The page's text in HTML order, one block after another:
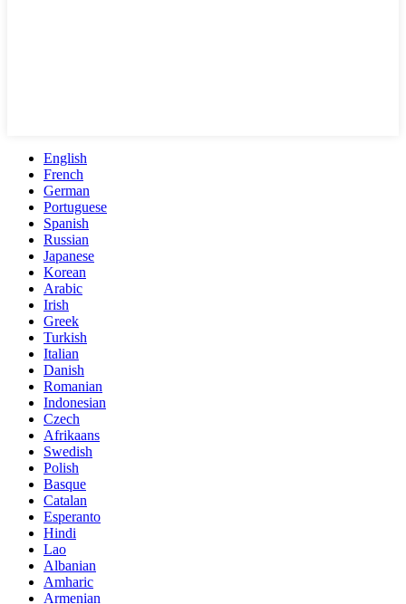
English
French
German
Portuguese
Spanish
Russian
Japanese
Korean
Arabic
Irish
Greek
Turkish
Italian
Danish
Romanian
Indonesian
Czech
Afrikaans
Swedish
Polish
Basque
Catalan
Esperanto
Hindi
Lao
Albanian
Amharic
Armenian